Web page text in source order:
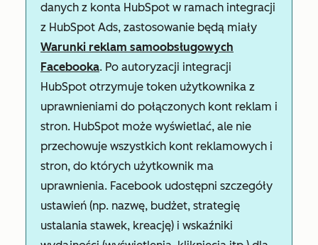
danych z konta HubSpot w ramach integracji
z HubSpot Ads, zastosowanie będą miały
Warunki reklam samoobsługowych
Facebooka. Po autoryzacji integracji
HubSpot otrzymuje token użytkownika z
uprawnieniami do połączonych kont reklam i
stron. HubSpot może wyświetlać, ale nie
przechowuje wszystkich kont reklamowych i
stron, do których użytkownik ma
uprawnienia. Facebook udostępni szczegóły
ustawień (np. nazwę, budżet, strategię
ustalania stawek, kreację) i wskaźniki